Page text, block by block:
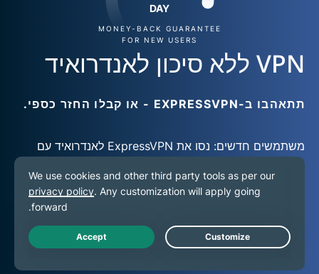
DAY
MONEY-BACK GUARANTEE
FOR NEW USERS
VPN ללא סיכון לאנדרואיד
תתאהבו ב-EXPRESSVPN - או קבלו החזר כספי.
משתמשים חדשים: נסו את ExpressVPN לאנדרואיד עם
התחייבות להחזר כספי תוך 30 יום
הירשמו ל-ExpressVPN Live Chat